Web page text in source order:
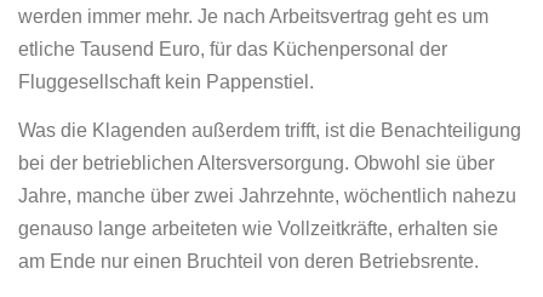
werden immer mehr. Je nach Arbeitsvertrag geht es um
etliche Tausend Euro, für das Küchenpersonal der
Fluggesellschaft kein Pappenstiel.
Was die Klagenden außerdem trifft, ist die Benachteiligung
bei der betrieblichen Altersversorgung. Obwohl sie über
Jahre, manche über zwei Jahrzehnte, wöchentlich nahezu
genauso lange arbeiteten wie Vollzeitkräfte, erhalten sie
am Ende nur einen Bruchteil von deren Betriebsrente.